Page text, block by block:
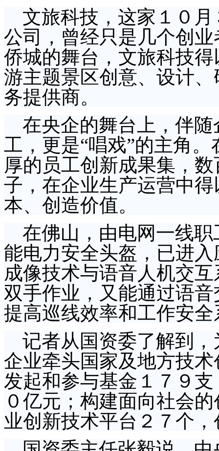
文旅科技，这家１０
公司，曾经只是几个创
侨城的舞台，文旅科技
游主题景区创意、设计
务提供商。
在央企的舞台上，伴
工，更是“唱戏”的主角
厚的员工创新成果集，
子，在企业生产运营中
本、创造价值。
在佛山，由电网一线
能电力安全头盔，已进
成像技术与语音人机交
双手作业，又能通过语
提高巡线效率和工作安全
记者从国资委了解到
企业牵头国家及地方技
发起和参与基金１７９
０亿元；构建面向社会
业创新技术平台２７个